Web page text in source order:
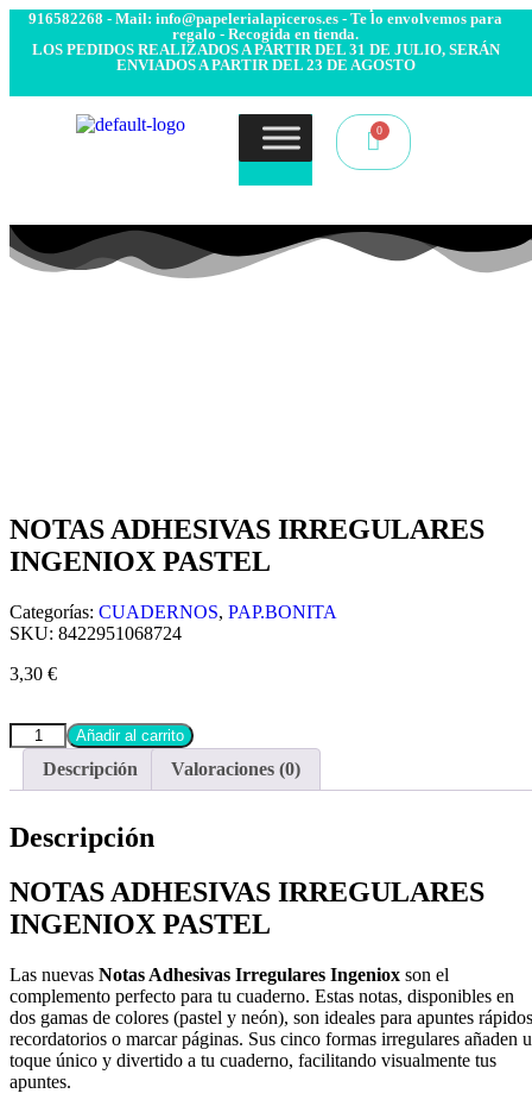
916582268 - Mail: info@papelerialapiceros.es - Te lo envolvemos para
regalo - Recogida en tienda.
LOS PEDIDOS REALIZADOS A PARTIR DEL 31 DE JULIO, SERÁN
ENVIADOS A PARTIR DEL 23 DE AGOSTO
NOTAS ADHESIVAS IRREGULARES
INGENIOX PASTEL
Categorías: CUADERNOS, PAP.BONITA
SKU: 8422951068724
3,30 €
Añadir al carrito
Descripción Valoraciones (0)
Descripción
NOTAS ADHESIVAS IRREGULARES
INGENIOX PASTEL
Las nuevas Notas Adhesivas Irregulares Ingeniox son el
complemento perfecto para tu cuaderno. Estas notas, disponibles en
dos gamas de colores (pastel y neón), son ideales para apuntes
recordatorios o marcar páginas. Sus cinco formas irregulares añaden
toque único y divertido a tu cuaderno, facilitando visualmente tus
apuntes.